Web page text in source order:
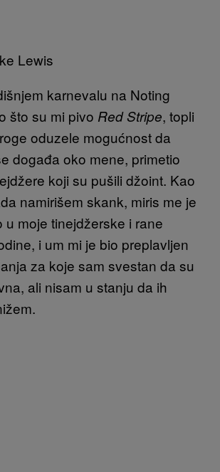
Lewis
karnevalu na Noting
što su mi pivo Red Stripe, topli
oduzele mogućnost da
događa oko mene, primetio
koji su pušili džoint. Kao
namirišem skank, miris me je
u moje tinejdžerske i rane
i um mi je bio preplavljen
za koje sam svestan da su
ali nisam u stanju da ih